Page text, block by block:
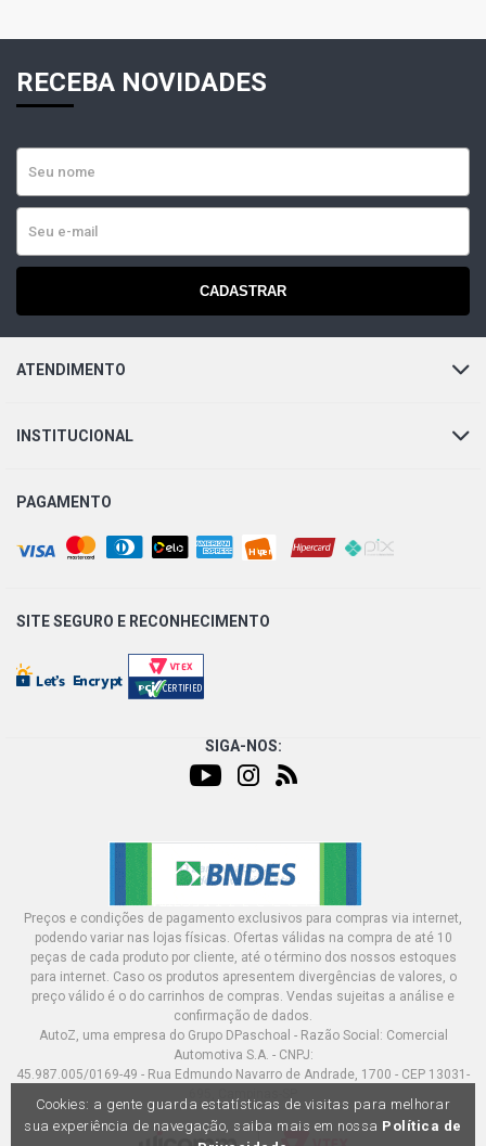
RECEBA NOVIDADES
CADASTRAR
ATENDIMENTO
INSTITUCIONAL
PAGAMENTO
SITE SEGURO E RECONHECIMENTO
SIGA-NOS:
Preços e condições de pagamento exclusivos para compras via internet,
podendo variar nas lojas físicas. Ofertas válidas na compra de até 10
peças de cada produto por cliente, até o término dos nossos estoques
para internet. Caso os produtos apresentem divergências de valores, o
preço válido é o do carrinhos de compras. Vendas sujeitas a análise e
confirmação de dados.
AutoZ, uma empresa do Grupo DPaschoal - Razão Social: Comercial
Automotiva S.A. - CNPJ:
45.987.005/0169-49 - Rua Edmundo Navarro de Andrade, 1700 - CEP 13031-
Cookies: a gente guarda estatísticas de visitas para melhorar
sua experiência de navegação, saiba mais em nossa Política de